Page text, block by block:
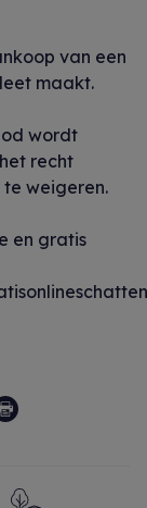
van een
maakt.
wordt
recht
weigeren.
en gratis